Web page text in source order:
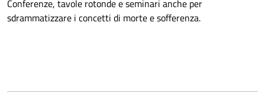
Conferenze, tavole rotonde e seminari anche per
sdrammatizzare i concetti di morte e sofferenza.